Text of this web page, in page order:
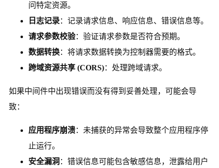
问特定资源。
日志记录：记录请求信息、响应信息、错误信息等。
请求参数校验：验证请求参数是否符合预期。
数据转换：将请求数据转换为控制器需要的格式。
跨域资源共享 (CORS)：处理跨域请求。
如果中间件中出现错误而没有得到妥善处理，可能会导
致：
应用程序崩溃：未捕获的异常会导致整个应用程序停
止运行。
安全漏洞 ：错误信息可能包含敏感信息，泄露给用户